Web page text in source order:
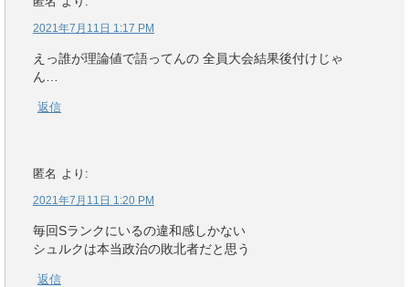
2021年7月11日 1:17 PM
えっ誰が理論値で語ってんの 全員大会結果後付けじゃ
ん…
返信
匿名 より:
2021年7月11日 1:20 PM
毎回Sランクにいるの違和感しかない
シュルクは本当政治の敗北者だと思う
返信